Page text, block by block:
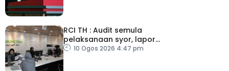
RCI TH : Audit semula
pelaksanaan syor, lapor
secara terus
10 Ogos 2026 4:47 pm